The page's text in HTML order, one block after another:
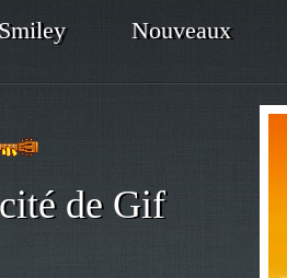
Nouveaux
de Gif